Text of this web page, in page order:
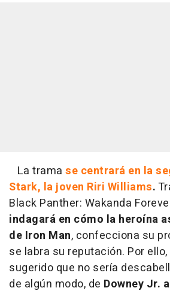
La trama se centrará en la
Stark, la joven Riri Williams.
Black Panther: Wakanda
indagará en cómo la heroína
de Iron Man, confecciona su
se labra su reputación. Por
sugerido que no sería
de algún modo, de Downey Jr.